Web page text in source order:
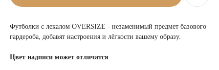
Футболки с лекалом OVERSIZE - незаменимый предмет базового
гардероба, добавят настроения и лёгкости вашему образу.
Цвет надписи может отличатся